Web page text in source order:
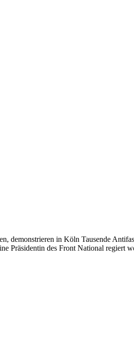
demonstrieren in Köln Tausende
Präsidentin des Front National regiert